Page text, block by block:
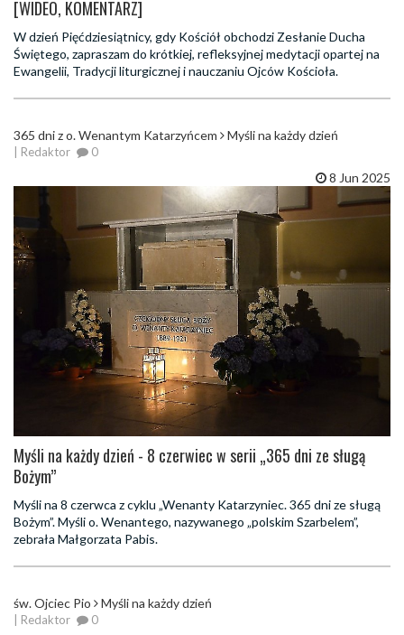
[WIDEO, KOMENTARZ]
W dzień Pięćdziesiątnicy, gdy Kościół obchodzi Zesłanie Ducha
Świętego, zapraszam do krótkiej, refleksyjnej medytacji opartej na
Ewangelii, Tradycji liturgicznej i nauczaniu Ojców Kościoła.
365 dni z o. Wenantym Katarzyńcem Myśli na każdy dzień
| Redaktor 0
8 Jun 2025
Myśli na każdy dzień - 8 czerwiec w serii „365 dni ze sługą
Bożym”
Myśli na 8 czerwca z cyklu „Wenanty Katarzyniec. 365 dni ze sługą
Bożym”. Myśli o. Wenantego, nazywanego „polskim Szarbelem”,
zebrała Małgorzata Pabis.
św. Ojciec Pio Myśli na każdy dzień
| Redaktor 0